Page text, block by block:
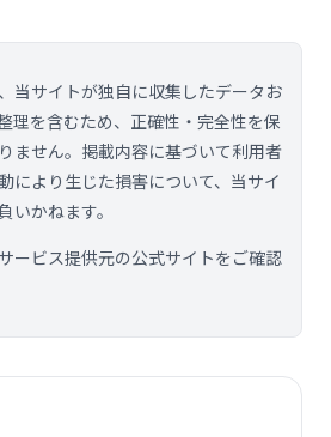
当サイトが独自に収集したデータお
理を含むため、正確性・完全性を保
ません。掲載内容に基づいて利用者
により生じた損害について、当サイ
いかねます。
ービス提供元の公式サイトをご確認